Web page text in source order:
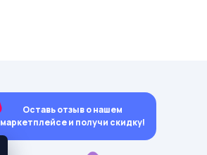
Оставь отзыв о нашем
маркетплейсе и получи скидку!